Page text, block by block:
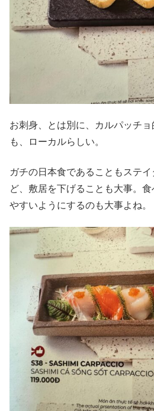
お刺身、とは別に、カルパッチ
も、ローカルらしい。
ガチの日本食であることもステ
ど、敷居を下げることも大事。
やすいようにするのも大事よね。